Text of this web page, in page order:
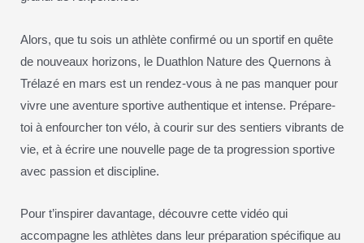
Alors, que tu sois un athlète confirmé ou un sportif en quête
de nouveaux horizons, le Duathlon Nature des Quernons à
Trélazé en mars est un rendez-vous à ne pas manquer pour
vivre une aventure sportive authentique et intense. Prépare-
toi à enfourcher ton vélo, à courir sur des sentiers vibrants de
vie, et à écrire une nouvelle page de ta progression sportive
avec passion et discipline.
Pour t’inspirer davantage, découvre cette vidéo qui
accompagne les athlètes dans leur préparation spécifique au